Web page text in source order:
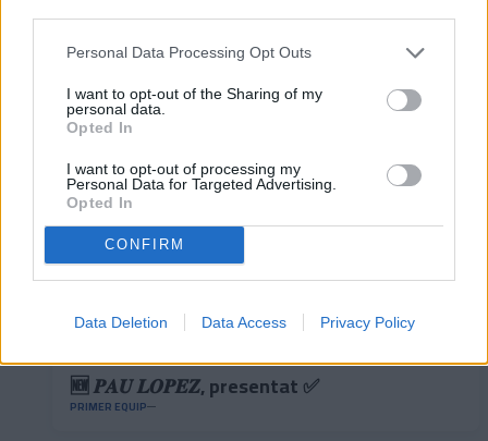
Personal Data Processing Opt Outs
I want to opt-out of the Sharing of my
personal data.
Opted In
I want to opt-out of processing my
Personal Data for Targeted Advertising.
Opted In
CONFIRM
Data Deletion Data Access Privacy Policy
✈️🆕 𝑳𝑨𝑼𝑻𝑨𝑹𝑶 𝑺𝑷𝑨𝑻𝒁, solidesa,
contundència i joc aeri
🆕 𝑷𝑨𝑼 𝑳𝑶𝑷𝑬𝒁, presentat ✅
PRIMER EQUIP